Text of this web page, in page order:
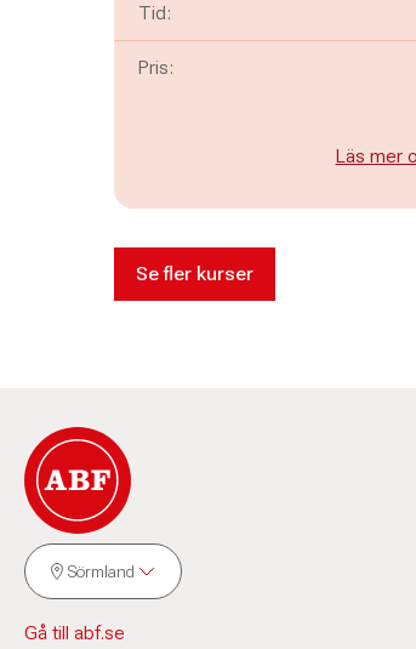
Tid:
Pris:
Läs mer
Se fler kurser
Sörmland
Gå till abf.se